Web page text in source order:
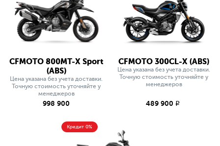
CFMOTO 800MT-X Sport
(ABS)
Цена указана без учета доставки.
Точную стоимость уточняйте у
менеджеров
998 900
CFMOTO 300CL-X (ABS)
Цена указана без учета доставки.
Точную стоимость уточняйте у
менеджеров
489 900 q
Кредит 0%